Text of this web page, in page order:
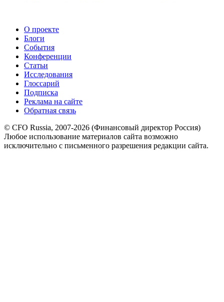
О проекте
Блоги
События
Конференции
Статьи
Исследования
Глоссарий
Подписка
Реклама на сайте
Обратная связь
© CFO Russia, 2007-2026 (Финансовый директор Россия)
Любое использование материалов сайта возможно
исключительно с письменного разрешения редакции сайта.